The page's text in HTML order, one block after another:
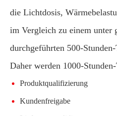
die Lichtdosis,
im Vergleich zu einem unter
durchgeführten 500-Stunden-
Daher werden 1000-
Produktqualifizierung
Kundenfreigabe